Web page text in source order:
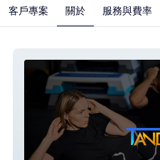
客戶專案 關於 服務與費率